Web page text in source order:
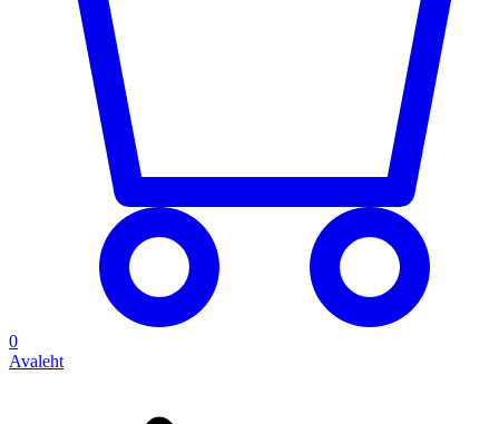
0
Avaleht